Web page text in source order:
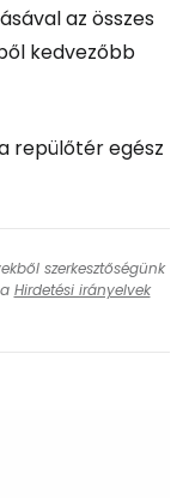
az összes
kedvezőbb
repülőtér egész
szerkesztőségünk
Hirdetési irányelvek